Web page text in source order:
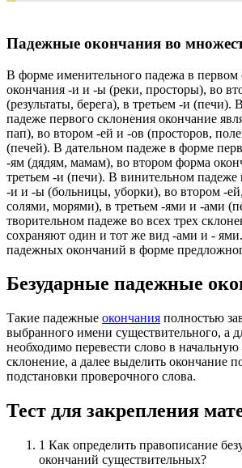
Падежные окончания во
В форме именительного падежа в первом
окончания -и и -ы (реки, просторы), во
(результаты, берега), в третьем -и (печи).
падеже первого склонения окончание
пап), во втором -ей и -ов (просторов,
(печей). В дательном падеже в форме
-ям (дядям, мамам), во втором форма
третьем -и (печи). В винительном
-и и -ы (больницы, уборки), во втором -
солями, морями), в третьем -ями и -ами
творительном падеже во всех трех
сохраняют один и тот же вид -ами и - ями.
падежных окончаний в форме
Безударные падежные
Такие падежные окончания полностью
выбранного имени существительного, а
необходимо перевести слово в начальную
склонение, а далее выделить окончание
подстановки проверочного слова.
Тест для закрепления
1 Как определить правописание
окончаний существительных?